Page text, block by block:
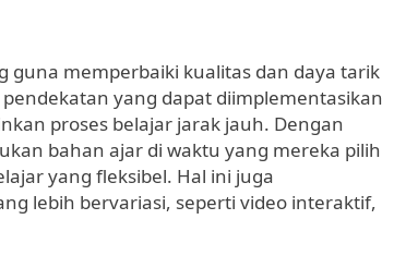
guna memperbaiki kualitas dan daya tarik
yang dapat diimplementasikan
proses belajar jarak jauh. Dengan
bahan ajar di waktu yang mereka pilih
yang fleksibel. Hal ini juga
lebih bervariasi, seperti video interaktif,